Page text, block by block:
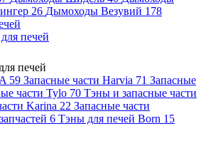
26 Дымоходы Везувий 178
печей
печей
59 Запасные части Harvia 71 Запасные
части Tylo 70 Тэны и запасные части
Karina 22 Запасные части
6 Тэны для печей Born 15